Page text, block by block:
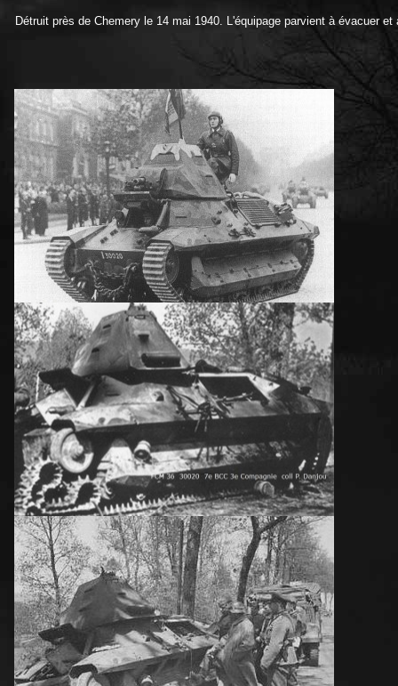
Détruit près de Chemery le 14 mai 1940. L'équipage parvient à évacuer